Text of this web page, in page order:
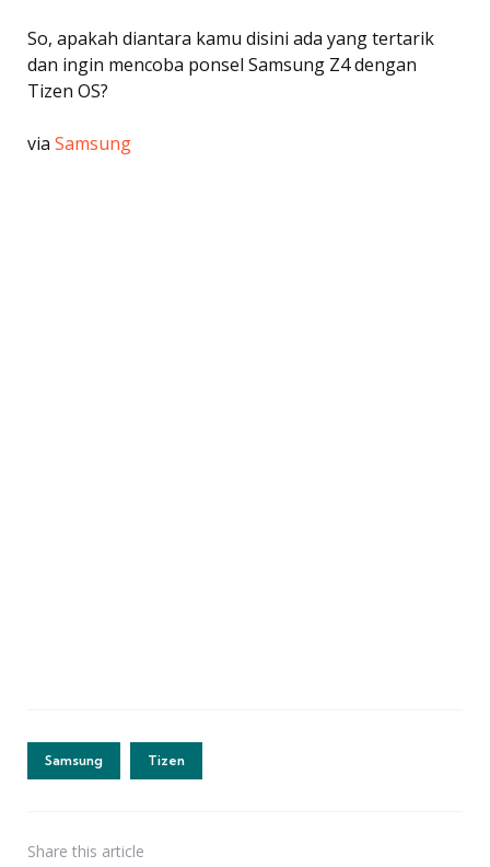
So, apakah diantara kamu disini ada yang tertarik
dan ingin mencoba ponsel Samsung Z4 dengan
Tizen OS?
via Samsung
Samsung Tizen
Share this article